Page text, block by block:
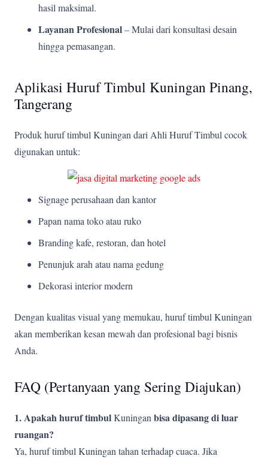
hasil maksimal.
Layanan Profesional– Mulai dari konsultasi desain
hingga pemasangan.
Aplikasi Huruf Timbul Kuningan Pinang,
Tangerang
Produk huruf timbul Kuningan dari Ahli Huruf Timbul cocok
digunakan untuk:
Signage perusahaan dan kantor
Papan nama toko atau ruko
Branding kafe, restoran, dan hotel
Penunjuk arah atau nama gedung
Dekorasi interior modern
Dengan kualitas visual yang memukau, huruf timbul Kuningan
akan memberikan kesan mewah dan profesional bagi bisnis
Anda.
FAQ (Pertanyaan yang Sering Diajukan)
1. Apakah huruf timbulKuningan bisa dipasang di luar
ruangan?
Ya, huruf timbul Kuningan tahan terhadap cuaca. Jika